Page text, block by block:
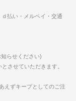
払い・メルペイ・交通
らせください)
させていただきます。
えずキープとしてのご注